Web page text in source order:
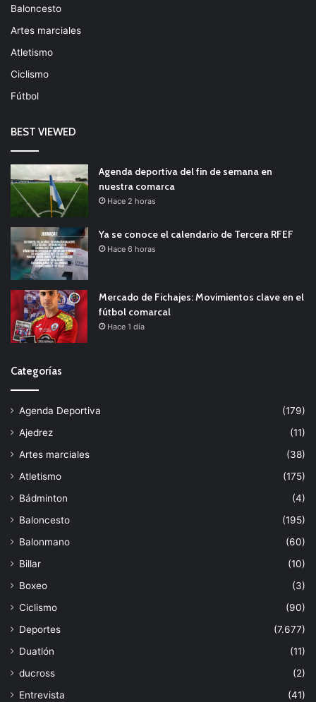
Baloncesto
Artes marciales
Atletismo
Ciclismo
Fútbol
BEST VIEWED
Agenda deportiva del fin de semana en
nuestra comarca
Hace 2 horas
Ya se conoce el calendario de Tercera RFEF
Hace 6 horas
Mercado de Fichajes: Movimientos clave en el
fútbol comarcal
Hace 1 día
Categorías
Agenda Deportiva
(179)
Ajedrez
(11)
Artes marciales
(38)
Atletismo
(175)
Bádminton
(4)
Baloncesto
(195)
Balonmano
(60)
Billar
(10)
Boxeo
(3)
Ciclismo
(90)
Deportes
(7.677)
Duatlón
(11)
ducross
(2)
Entrevista
(41)